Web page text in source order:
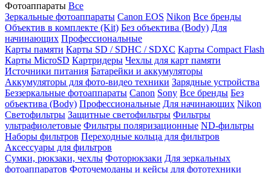
Фотоаппараты Все
Зеркальные фотоаппараты Canon EOS Nikon Все бренды
Объектив в комплекте (Kit) Без объектива (Body) Для
начинающих Профессиональные
Карты памяти Карты SD / SDHC / SDXC Карты Compact Flash
Карты MicroSD Картридеры Чехлы для карт памяти
Источники питания Батарейки и аккумуляторы
Аккумуляторы для фото-видео техники Зарядные устройства
Беззеркальные фотоаппараты Canon Sony Все бренды Без
объектива (Body) Профессиональные Для начинающих Nikon
Светофильтры Защитные светофильтры Фильтры
ультрафиолетовые Фильтры поляризационные ND-фильтры
Наборы фильтров Переходные кольца для фильтров
Аксессуары для фильтров
Сумки, рюкзаки, чехлы Фоторюкзаки Для зеркальных
фотоаппаратов Фоточемоданы и кейсы для фототехники